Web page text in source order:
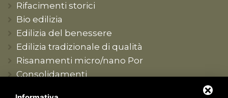
Rifacimenti storici
Bio edilizia
Edilizia del benessere
Edilizia tradizionale di qualità
Risanamenti micro/nano Por
Consolidamenti